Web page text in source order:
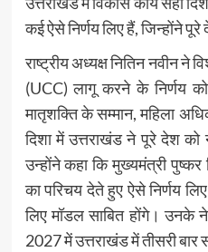
कई ऐसे निर्णय लिए हैं, जिन्होंने
राष्ट्रीय अध्यक्ष नितिन नवीन ने
(UCC) लागू करने के निर्णय
मातृशक्ति के सम्मान, महिला
दिशा में उत्तराखंड ने पूरे देश को
उन्होंने कहा कि मुख्यमंत्री
का परिचय देते हुए ऐसे निर्णय
लिए मॉडल साबित होंगे। उनके
2027 में उत्तराखंड में तीसरी बार